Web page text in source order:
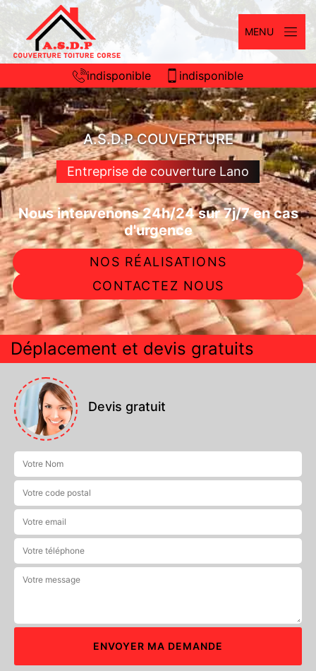
MENU
indisponible indisponible
A.S.D.P COUVERTURE
Entreprise de couverture Lano
Nous intervenons 24h/24 sur 7j/7 en cas
d'urgence
NOS RÉALISATIONS
CONTACTEZ NOUS
Déplacement et devis gratuits
Devis gratuit